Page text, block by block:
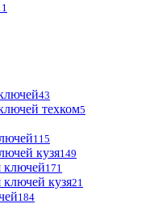
43
техком5
115
кузя149
ключей171
ключей кузя21
184